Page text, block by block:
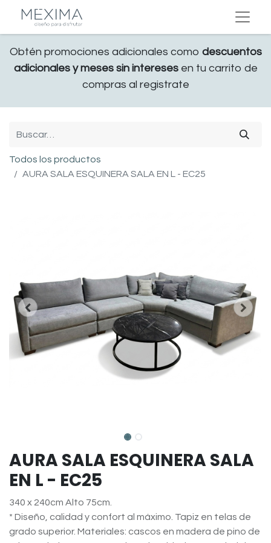
Obtén promociones adicionales como descuentos
adicionales y meses sin interesesen tu carrito de
compras al registrate
Todos los productos
AURA SALA ESQUINERA SALA EN L - EC25
AURA SALA ESQUINERA SALA
EN L - EC25
340 x 240cm Alto 75cm.
* Diseño, calidad y confort al máximo. Tapiz en telas de
grado superior. Materiales: cascos en madera de pino de